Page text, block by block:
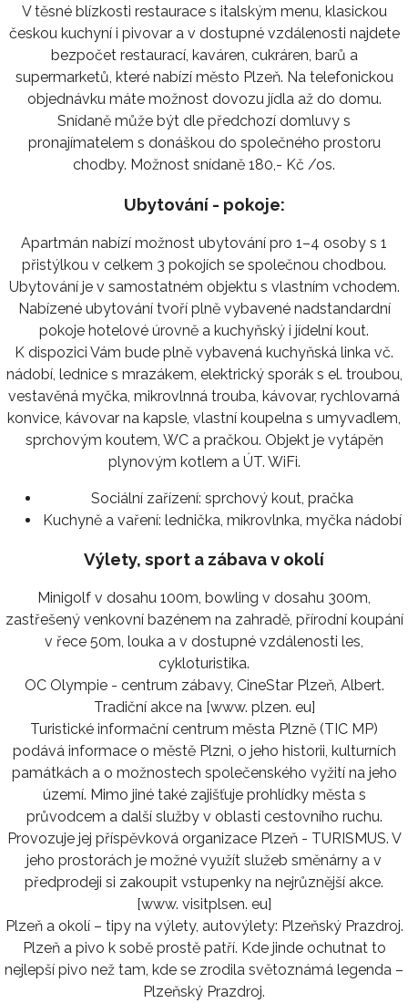
V těsné blízkosti restaurace s italským menu, klasickou
českou kuchyní i pivovar a v dostupné vzdálenosti najdete
bezpočet restaurací, kaváren, cukráren, barů a
supermarketů, které nabízí město Plzeň. Na telefonickou
objednávku máte možnost dovozu jídla až do domu.
Snídaně může být dle předchozí domluvy s
pronajímatelem s donáškou do společného prostoru
chodby. Možnost snídaně 180,- Kč /os.
Ubytování - pokoje:
Apartmán nabízí možnost ubytování pro 1–4 osoby s 1
přistýlkou v celkem 3 pokojích se společnou chodbou.
Ubytování je v samostatném objektu s vlastním vchodem.
Nabízené ubytování tvoří plně vybavené nadstandardní
pokoje hotelové úrovně a kuchyňský i jídelní kout.
K dispozici Vám bude plně vybavená kuchyňská linka vč.
nádobí, lednice s mrazákem, elektrický sporák s el. troubou,
vestavěná myčka, mikrovlnná trouba, kávovar, rychlovarná
konvice, kávovar na kapsle, vlastní koupelna s umyvadlem,
sprchovým koutem, WC a pračkou. Objekt je vytápěn
plynovým kotlem a ÚT. WiFi.
Sociální zařízení: sprchový kout, pračka
Kuchyně a vaření: lednička, mikrovlnka, myčka nádobí
Výlety, sport a zábava v okolí
Minigolf v dosahu 100m, bowling v dosahu 300m,
zastřešený venkovní bazénem na zahradě, přírodní koupání
v řece 50m, louka a v dostupné vzdálenosti les,
cykloturistika.
OC Olympie - centrum zábavy, CineStar Plzeň, Albert.
Tradiční akce na [www. plzen. eu]
Turistické informační centrum města Plzně (TIC MP)
podává informace o městě Plzni, o jeho historii, kulturních
památkách a o možnostech společenského vyžití na jeho
území. Mimo jiné také zajišťuje prohlídky města s
průvodcem a další služby v oblasti cestovního ruchu.
Provozuje jej příspěvková organizace Plzeň - TURISMUS. V
jeho prostorách je možné využít služeb směnárny a v
předprodeji si zakoupit vstupenky na nejrůznější akce.
[www. visitplsen. eu]
Plzeň a okolí – tipy na výlety, autovýlety: Plzeňský Prazdroj.
Plzeň a pivo k sobě prostě patří. Kde jinde ochutnat to
nejlepší pivo než tam, kde se zrodila světoznámá legenda –
Plzeňský Prazdroj.